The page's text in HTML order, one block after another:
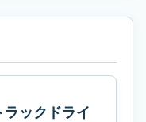
ックドライ